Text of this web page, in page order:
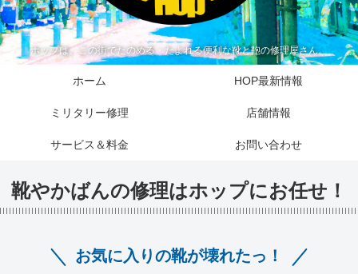
ホップは、この街でたのめる・たよれる便利な靴と鞄の修理屋さん。
ホーム HOP最新情報
ミリタリー修理 店舗情報
サービス＆料金 お問い合わせ
靴やかばんの修理はホップにお任せ！
お気に入りの靴が壊れたっ！